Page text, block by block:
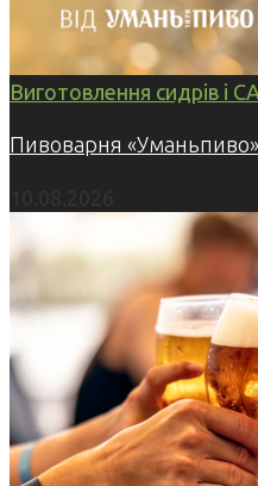
Виготовлення сидрів і
Пивоварня «Уманьпиво»